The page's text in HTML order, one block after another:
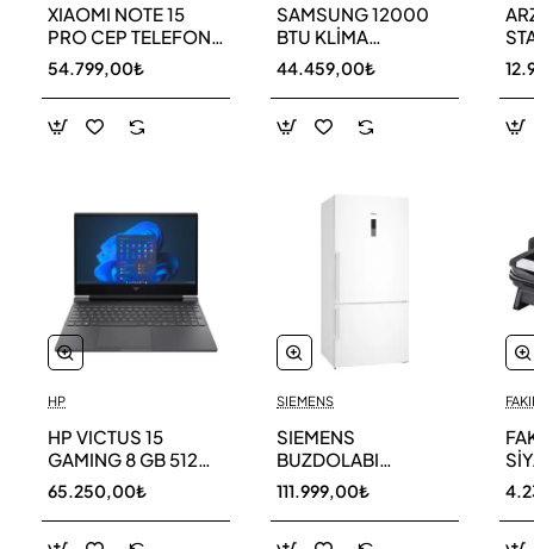
XIAOMI NOTE 15
PRO CEP TELEFONU
256 GB
54.799,00₺
HP
HP VICTUS 15
GAMING 8 GB 512
GB SSD LAPTOP
FA0011NT 80D33EA
65.250,00₺
SAMSUNG 12000
BTU KLİMA
AR40F12C0AM SK
44.459,00₺
SIEMENS
SIEMENS
BUZDOLABI
KG86NCWE0N
111.999,00₺